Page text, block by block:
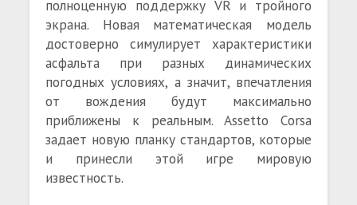
полноценную поддержку VR и тройного
экрана. Новая математическая модель
достоверно симулирует характеристики
асфальта при разных динамических
погодных условиях, а значит, впечатления
от вождения будут максимально
приближены к реальным. Assetto Corsa
задает новую планку стандартов, которые
и принесли этой игре мировую
известность.